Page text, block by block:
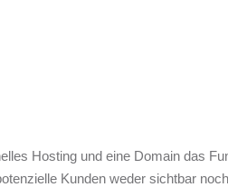
Hosting und eine Domain das
Kunden weder sichtbar